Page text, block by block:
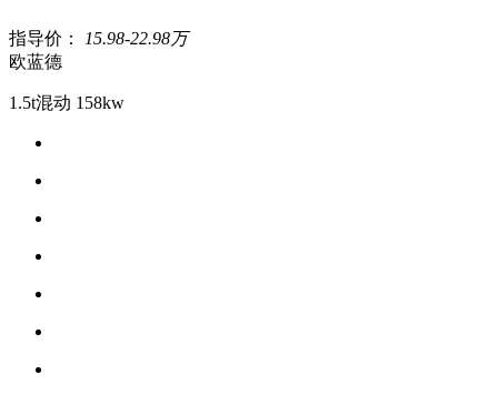
指导价：
15.98-22.98万
欧蓝德
1.5t混动 158kw